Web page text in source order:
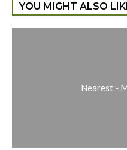
YOU MIGHT ALSO
Nearest -